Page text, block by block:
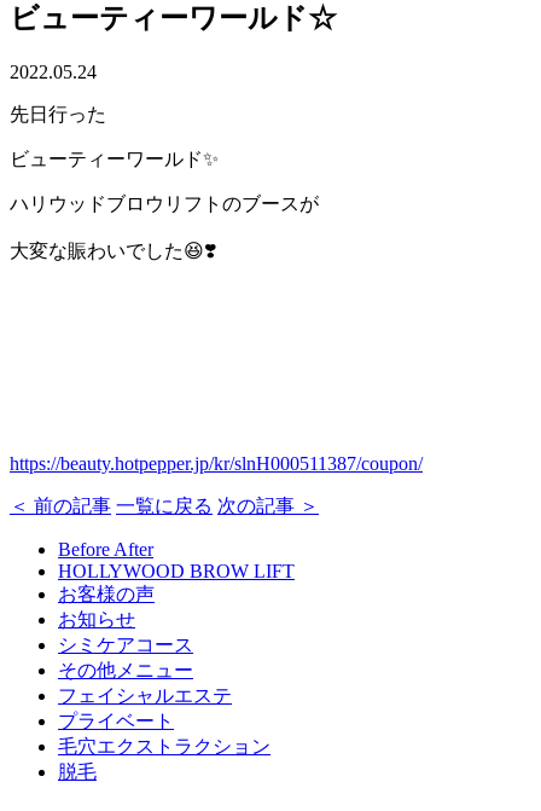
ビューティーワールド☆
2022.05.24
先日行った
ビューティーワールド✨
ハリウッドブロウリフトのブースが
大変な賑わいでした😆❣️
https://beauty.hotpepper.jp/kr/slnH000511387/coupon/
＜ 前の記事 一覧に戻る 次の記事 ＞
Before After
HOLLYWOOD BROW LIFT
お客様の声
お知らせ
シミケアコース
その他メニュー
フェイシャルエステ
プライベート
毛穴エクストラクション
脱毛